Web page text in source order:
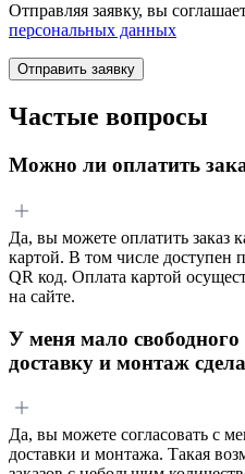
Отправляя заявку, вы
персональных данных
Отправить заявку
Частые вопросы
Можно ли оплатить
Да, вы можете оплатить заказ
картой. В том числе доступен
QR код. Оплата картой
на сайте.
У меня мало
доставку и монтаж
Да, вы можете согласовать с
доставки и монтажа. Такая